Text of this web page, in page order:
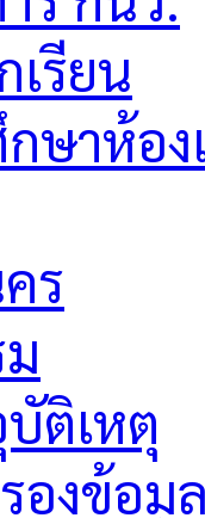
เรียน
ษาห้อ
ร
ติเหตุ
องข้อ